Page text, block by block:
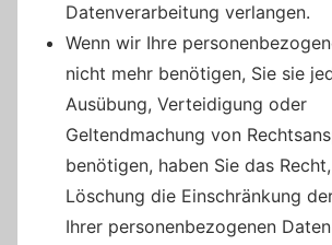
Datenverarbeitung verlangen.
Wenn wir Ihre
nicht mehr benötigen, Sie sie
Ausübung, Verteidigung oder
Geltendmachung von
benötigen, haben Sie das
Löschung die Einschränkung
Ihrer personenbezogenen